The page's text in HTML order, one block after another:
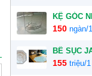
KỆ GÓC
150 ngàn/
BỂ SỤC
155 triệu/